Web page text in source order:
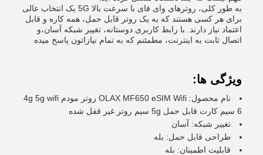
به طور کلی، روترهای وای فای با سرعت بالا 5G یک انتخاب عالی
برای هر کسی هستند که به یک روتر قابل حمل، همه کاره و قابل
اعتماد نیاز دارند. با رابط کاربری دوستانه، تغییر شبکه آسان،و
اتصال ثابت به اینترنت، مطمئنم که به تمام نيازاتون پاسخ ميده
ویژگی ها:
نام محصول: OLAX MF650 eSIM Wifi روتر مودم 4g 5g wifi
6 سیم کارت قابل حمل 5g سیم روتر غیر قفل شده
تغییر شبکه: آسان
طراحی قابل حمل: بله
قابلیت اطمینان: بله